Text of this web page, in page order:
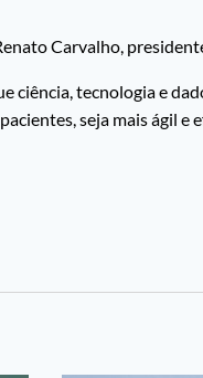
Carvalho,
ciência, tecnologia e
seja mais ágil e